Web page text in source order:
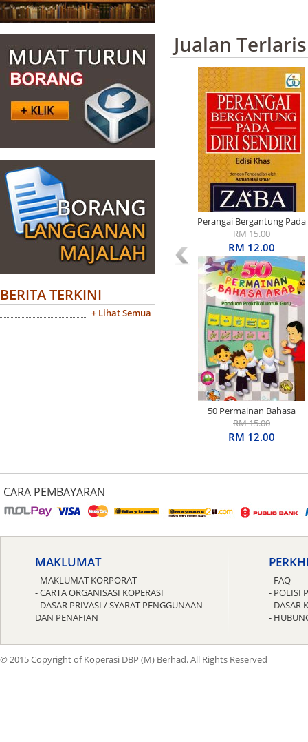
BERITA TERKINI
+ Lihat Semua
Jualan Terlaris
Perangai Bergantung Pada
Diri Sendiri Edisi Khas
RM 15.00
RM 12.00
50 Permainan Bahasa
Arab: Panduan Praktikal
untuk Guru
RM 15.00
RM 12.00
CARA PEMBAYARAN
MAKLUMAT
- MAKLUMAT KORPORAT
- CARTA ORGANISASI KOPERASI
- DASAR PRIVASI / SYARAT PENGGUNAAN
DAN PENAFIAN
- FAQ
- POLISI
- DASAR
-
© 2015 Copyright of Koperasi DBP (M) Berhad. All Rights Reserved